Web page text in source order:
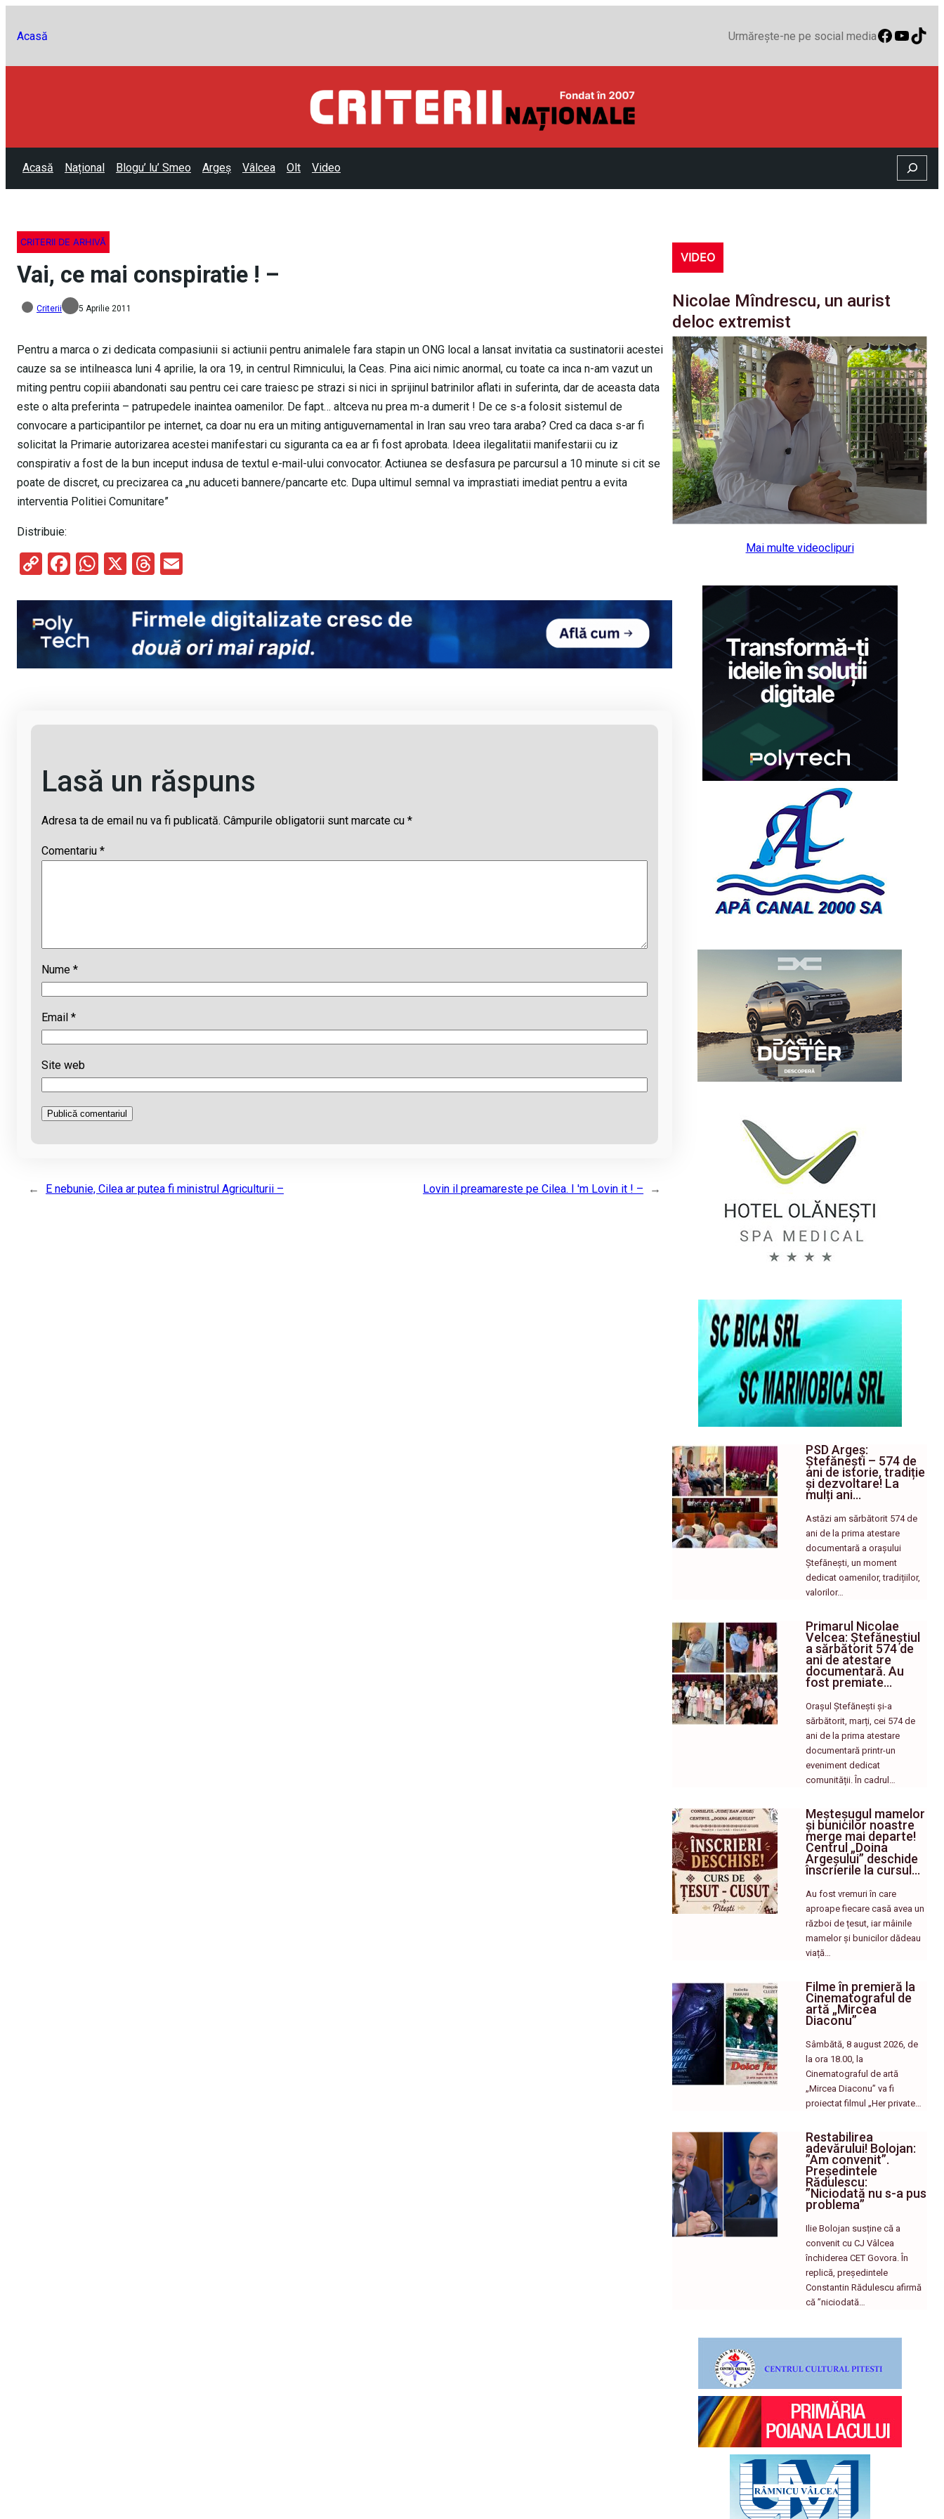
Acasă Urmărește-ne pe social media
Acasă Național Blogu’ lu’ Smeo Argeș Vâlcea Olt Video Search
CRITERII DE ARHIVĂ
Vai, ce mai conspiratie ! –
Criterii 5 Aprilie 2011
Pentru a marca o zi dedicata compasiunii si actiunii pentru animalele fara stapin un ONG local a lansat invitatia ca sustinatorii acestei
cauze sa se intilneasca luni 4 aprilie, la ora 19, in centrul Rimnicului, la Ceas. Pina aici nimic anormal, cu toate ca inca n-am vazut un
miting pentru copiii abandonati sau pentru cei care traiesc pe strazi si nici in sprijinul batrinilor aflati in suferinta, dar de aceasta data
este o alta preferinta – patrupedele inaintea oamenilor. De fapt… altceva nu prea m-a dumerit ! De ce s-a folosit sistemul de
convocare a participantilor pe internet, ca doar nu era un miting antiguvernamental in Iran sau vreo tara araba? Cred ca daca s-ar fi
solicitat la Primarie autorizarea acestei manifestari cu siguranta ca ea ar fi fost aprobata. Ideea ilegalitatii manifestarii cu iz
conspirativ a fost de la bun inceput indusa de textul e-mail-ului convocator. Actiunea se desfasura pe parcursul a 10 minute si cit se
poate de discret, cu precizarea ca „nu aduceti bannere/pancarte etc. Dupa ultimul semnal va imprastiati imediat pentru a evita
interventia Politiei Comunitare”
Distribuie:
C
py
Li
n
k
F
ce
b
o
o
W
at
s
p
X
T
e
a
d
s
ail
Lasă un răspuns
Adresa ta de email nu va fi publicată. Câmpurile obligatorii sunt marcate cu *
Comentariu *
Nume *
Email *
Site web
← E nebunie, Cilea ar putea fi ministrul Agriculturii – Lovin il preamareste pe Cilea. I 'm Lovin it ! – →
VIDEO
Nicolae Mîndrescu, un aurist
deloc extremist
Mai multe videoclipuri
PSD Argeș:
Ștefănești – 574 de
ani de istorie, tradiție
și dezvoltare! La
mulți ani…
Astăzi am sărbătorit 574 de
ani de la prima atestare
documentară a orașului
Ștefănești, un moment
dedicat oamenilor, tradițiilor,
valorilor…
Primarul Nicolae
Velcea: Ștefăneștiul
a sărbătorit 574 de
ani de atestare
documentară. Au
fost premiate…
Orașul Ștefănești și-a
sărbătorit, marți, cei 574 de
ani de la prima atestare
documentară printr-un
eveniment dedicat
comunității. În cadrul…
Meșteșugul mamelor
și bunicilor noastre
merge mai departe!
Centrul „Doina
Argeșului” deschide
înscrierile la cursul…
Au fost vremuri în care
aproape fiecare casă avea un
război de țesut, iar mâinile
mamelor și bunicilor dădeau
viață…
Filme în premieră la
Cinematograful de
artă „Mircea
Diaconu”
Sâmbătă, 8 august 2026, de
la ora 18.00, la
Cinematograful de artă
„Mircea Diaconu” va fi
proiectat filmul „Her private…
Restabilirea
adevărului! Bolojan:
”Am convenit”.
Președintele
Rădulescu:
”Niciodată nu s-a pus
problema”
Ilie Bolojan susține că a
convenit cu CJ Vâlcea
închiderea CET Govora. În
replică, președintele
Constantin Rădulescu afirmă
că ”niciodată…